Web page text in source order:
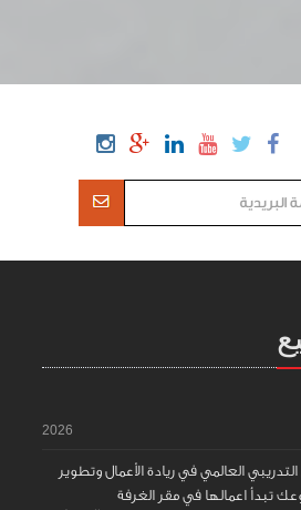
2026
التدريبي العالمي في ريادة الأعمال وتطوير
تبدأ اعمالها في مقر الغرفة